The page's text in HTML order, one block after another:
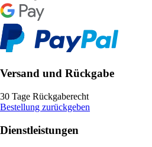
Versand und Rückgabe
30 Tage Rückgaberecht
Bestellung zurückgeben
Dienstleistungen